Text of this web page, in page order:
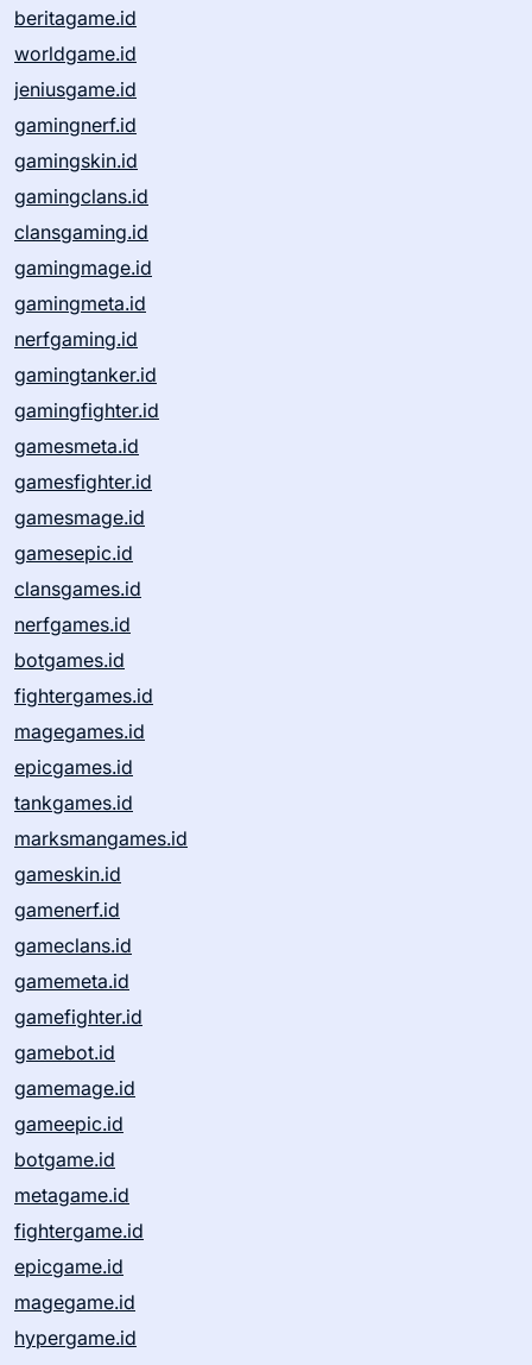
beritagame.id
worldgame.id
jeniusgame.id
gamingnerf.id
gamingskin.id
gamingclans.id
clansgaming.id
gamingmage.id
gamingmeta.id
nerfgaming.id
gamingtanker.id
gamingfighter.id
gamesmeta.id
gamesfighter.id
gamesmage.id
gamesepic.id
clansgames.id
nerfgames.id
botgames.id
fightergames.id
magegames.id
epicgames.id
tankgames.id
marksmangames.id
gameskin.id
gamenerf.id
gameclans.id
gamemeta.id
gamefighter.id
gamebot.id
gamemage.id
gameepic.id
botgame.id
metagame.id
fightergame.id
epicgame.id
magegame.id
hypergame.id